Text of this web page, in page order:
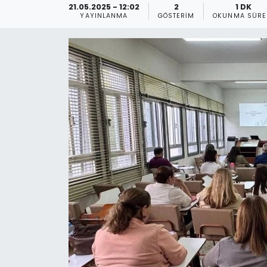
21.05.2025 - 12:02
YAYINLANMA
2
GÖSTERIM
1 DK
OKUNMA
KKTC YEREL SEÇİM 2018
Kültür Sanat
Magazin
Nöbetçi Eczaneler
Otomobil Dünyası